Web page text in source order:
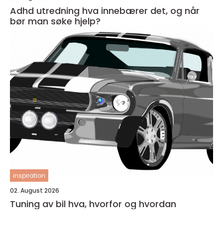
Adhd utredning hva innebærer det, og når
bør man søke hjelp?
inspiration
02. August 2026
Tuning av bil hva, hvorfor og hvordan